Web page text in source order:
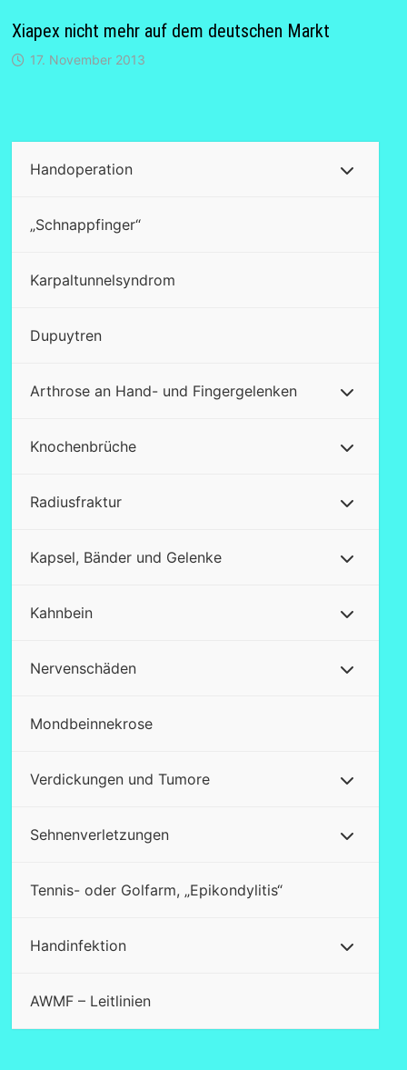
Xiapex nicht mehr auf dem deutschen Markt
17. November 2013
Handoperation
„Schnappfinger“
Karpaltunnelsyndrom
Dupuytren
Arthrose an Hand- und Fingergelenken
Knochenbrüche
Radiusfraktur
Kapsel, Bänder und Gelenke
Kahnbein
Nervenschäden
Mondbeinnekrose
Verdickungen und Tumore
Sehnenverletzungen
Tennis- oder Golfarm, „Epikondylitis“
Handinfektion
AWMF – Leitlinien